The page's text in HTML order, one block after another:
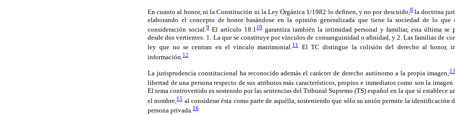
En cuanto al honor, ni la Constitución ni la Ley Orgánica 1/1982 lo definen, y no por descuido,8la doctrina
elaborando el concepto de honor basándose en la opinión generalizada que tiene la sociedad de lo que
consideración social. 9 El artículo 18.1 10 garantiza también la intimidad personal y familiar, esta última se
desde dos vertientes: 1. La que se constituye por vínculos de consanguinidad o afinidad, y 2. Las familias de
ley que no se centran en el vínculo matrimonial.11 El TC distingue la colisión del derecho al honor,
información. 12
La jurisprudencia constitucional ha reconocido además el carácter de derecho autónomo a la propia imagen;13
libertad de una persona respecto de sus atributos más característicos, propios e inmediatos como son la
El tema controvertido es sostenido por las sentencias del Tribunal Supremo (TS) español en la que sí establece
el nombre,15al considerar ésta como parte de aquélla, sosteniendo que sólo su unión permite la identificación
persona privada.16